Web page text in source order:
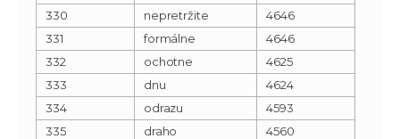
330
nepretržite
4646
331
formálne
4646
332
ochotne
4625
333
dnu
4624
334
odrazu
4593
335
draho
4560